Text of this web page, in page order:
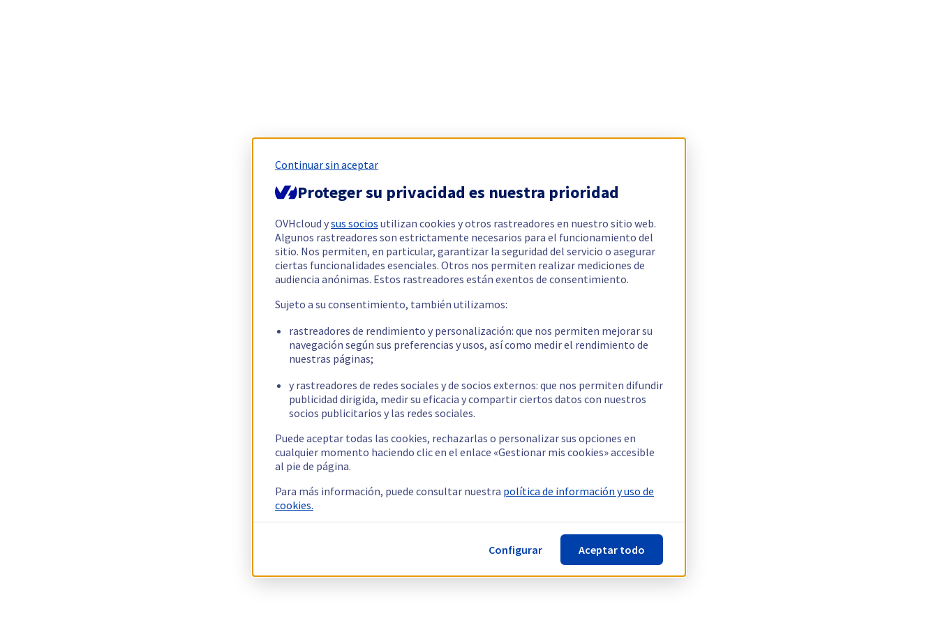
Continuar sin aceptar
Proteger su privacidad es nuestra prioridad
OVHcloud ysus socios utilizan cookies y otros rastreadores en nuestro sitio web.
Algunos rastreadores son estrictamente necesarios para el funcionamiento del
sitio. Nos permiten, en particular, garantizar la seguridad del servicio o asegurar
ciertas funcionalidades esenciales. Otros nos permiten realizar mediciones de
audiencia anónimas. Estos rastreadores están exentos de consentimiento.
Sujeto a su consentimiento, también utilizamos:
rastreadores de rendimiento y personalización: que nos permiten mejorar su
navegación según sus preferencias y usos, así como medir el rendimiento de
nuestras páginas;
y rastreadores de redes sociales y de socios externos: que nos permiten difundir
publicidad dirigida, medir su eficacia y compartir ciertos datos con nuestros
socios publicitarios y las redes sociales.
Puede aceptar todas las cookies, rechazarlas o personalizar sus opciones en
cualquier momento haciendo clic en el enlace «Gestionar mis cookies» accesible
al pie de página.
Para más información, puede consultar nuestra política de información y uso de
cookies.
Configurar Aceptar todo